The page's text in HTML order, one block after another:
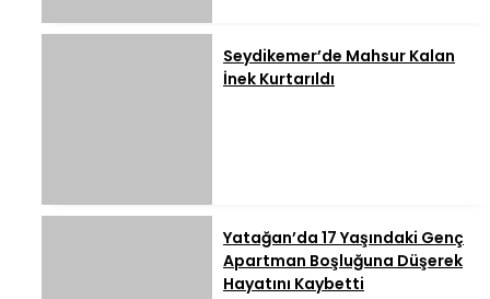
Seydikemer’de Mahsur Kalan
İnek Kurtarıldı
Yatağan’da 17 Yaşındaki Genç
Apartman Boşluğuna Düşerek
Hayatını Kaybetti